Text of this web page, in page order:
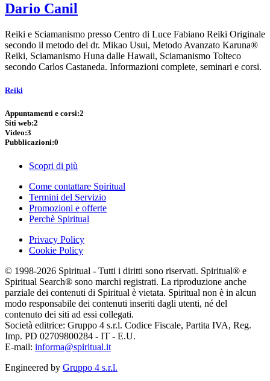
Dario Canil
Reiki e Sciamanismo presso Centro di Luce Fabiano Reiki Originale
secondo il metodo del dr. Mikao Usui, Metodo Avanzato Karuna®
Reiki, Sciamanismo Huna dalle Hawaii, Sciamanismo Tolteco
secondo Carlos Castaneda. Informazioni complete, seminari e corsi.
Reiki
Appuntamenti e corsi:2
Siti web:2
Video:3
Pubblicazioni:0
Scopri di più
Come contattare Spiritual
Termini del Servizio
Promozioni e offerte
Perchè Spiritual
Privacy Policy
Cookie Policy
© 1998-2026 Spiritual - Tutti i diritti sono riservati. Spiritual® e
Spiritual Search® sono marchi registrati. La riproduzione anche
parziale dei contenuti di Spiritual è vietata. Spiritual non è in alcun
modo responsabile dei contenuti inseriti dagli utenti, né del
contenuto dei siti ad essi collegati.
Società editrice: Gruppo 4 s.r.l. Codice Fiscale, Partita IVA, Reg.
Imp. PD 02709800284 - IT - E.U.
E-mail: informa@spiritual.it
Engineered by Gruppo 4 s.r.l.